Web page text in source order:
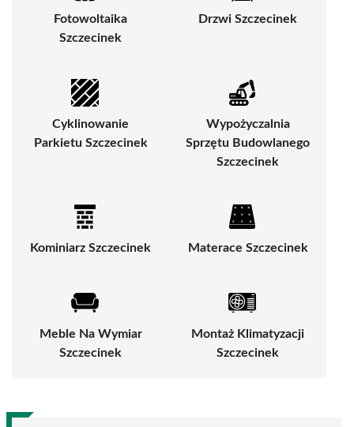
Fotowoltaika
Szczecinek
Drzwi Szczecinek
Cyklinowanie
Parkietu Szczecinek
Wypożyczalnia
Sprzętu Budowlanego
Szczecinek
Kominiarz Szczecinek Materace Szczecinek
Meble Na Wymiar
Szczecinek
Montaż Klimatyzacji
Szczecinek